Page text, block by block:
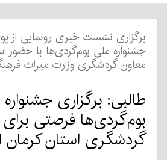
برگزاری نشست خبری رونمایی از
جشنواره ملی بوم‌گردی‌ها با حضور
معاون گردشگری وزارت میراث
طالبی: برگزاری
بوم‌گردی‌ها فرصتی
گردشگری استان